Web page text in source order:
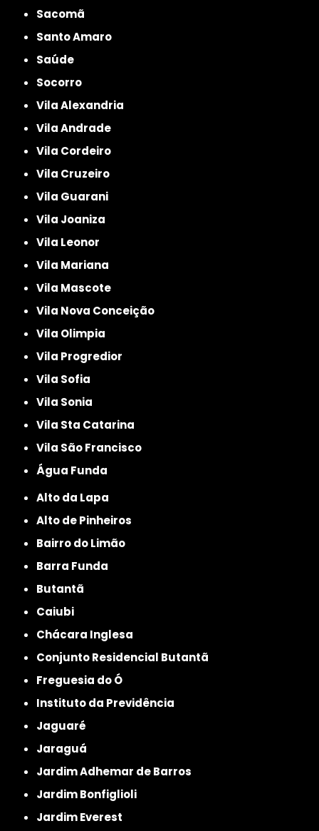
Sacomã
Santo Amaro
Saúde
Socorro
Vila Alexandria
Vila Andrade
Vila Cordeiro
Vila Cruzeiro
Vila Guarani
Vila Joaniza
Vila Leonor
Vila Mariana
Vila Mascote
Vila Nova Conceição
Vila Olimpia
Vila Progredior
Vila Sofia
Vila Sonia
Vila Sta Catarina
Vila São Francisco
Água Funda
Alto da Lapa
Alto de Pinheiros
Bairro do Limão
Barra Funda
Butantã
Caiubi
Chácara Inglesa
Conjunto Residencial Butantã
Freguesia do Ó
Instituto da Previdência
Jaguaré
Jaraguá
Jardim Adhemar de Barros
Jardim Bonfiglioli
Jardim Everest